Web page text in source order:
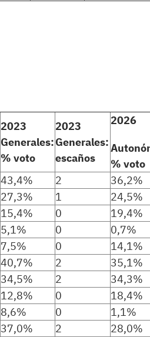
2023
Generales:
% voto
2023
Generales:
escaños
2026
% voto
43,4% 2
36,2%
27,3% 1
24,5%
15,4% 0
19,4%
5,1% 0
0,7%
7,5% 0
14,1%
40,7% 2
35,1%
34,5% 2
34,3%
12,8% 0
18,4%
8,6% 0
1,1%
37,0% 2
28,0%